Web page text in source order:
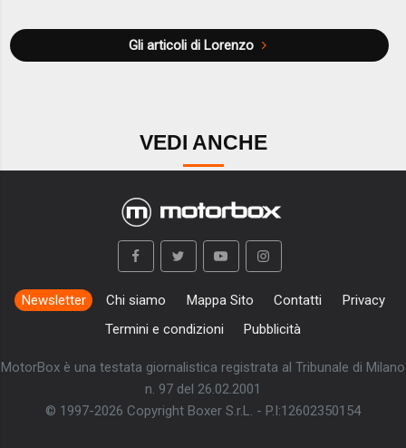
Gli articoli di Lorenzo
VEDI ANCHE
Newsletter Chi siamo Mappa Sito Contatti
Privacy
Termini e condizioni
Pubblicità
MotorBox è una testata giornalistica registrata al Tribunale di Milano
n. 97 del 26.02.2001
© 1997-2026 Copyright Boxer S.r.L. - P.I:12602350154